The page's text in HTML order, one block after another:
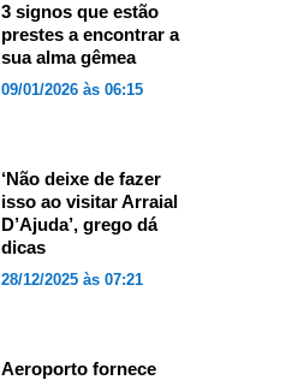
3 signos que estão
prestes a encontrar a
sua alma gêmea
09/01/2026 às 06:15
‘Não deixe de fazer
isso ao visitar Arraial
D’Ajuda’, grego dá
dicas
28/12/2025 às 07:21
Aeroporto fornece